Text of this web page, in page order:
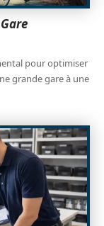
pour optimiser
grande gare à une